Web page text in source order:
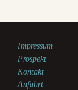
Impressum
Prospekt
Kontakt
Anfahrt